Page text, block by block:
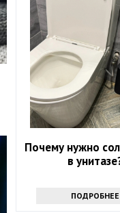
Почему нужно
в
ПОДРОБНЕЕ